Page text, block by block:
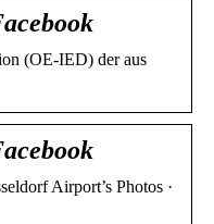
(OE-IED) der aus
Airport’s Photos ·